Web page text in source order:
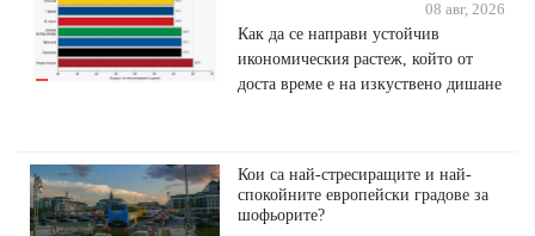
08 авг, 2026
Как да се направи устойчив
икономическия растеж, който от
доста време е на изкуствено дишане
Кои са най-стресиращите и най-
спокойните европейски градове за
шофьорите?